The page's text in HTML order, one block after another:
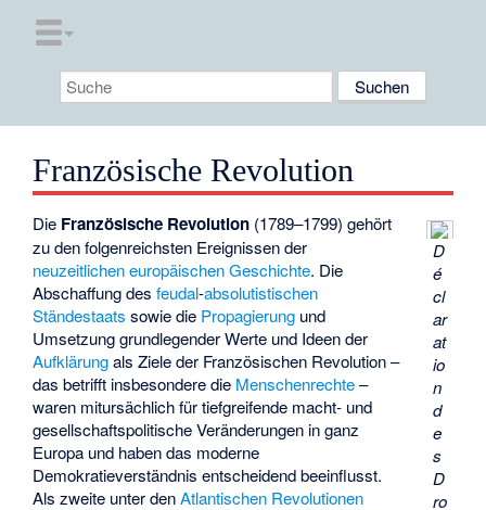
Französische Revolution
D
é
cl
ar
at
io
n
d
e
s
D
ro
Die Französische Revolution (1789–1799) gehört
zu den folgenreichsten Ereignissen der
neuzeitlichen europäischen Geschichte. Die
Abschaffung desfeudal-absolutistischen
Ständestaats sowie die Propagierung und
Umsetzung grundlegender Werte und Ideen der
Aufklärungals Ziele der Französischen Revolution –
das betrifft insbesondere die Menschenrechte–
waren mitursächlich für tiefgreifende macht- und
gesellschaftspolitische Veränderungen in ganz
Europa und haben das moderne
Demokratieverständnis entscheidend beeinflusst.
Als zweite unter denAtlantischen Revolutionen